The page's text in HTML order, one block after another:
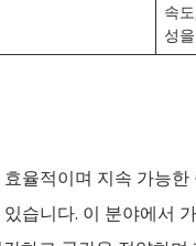
속
성
율적이며 지속 가능
습니다. 이 분야에서